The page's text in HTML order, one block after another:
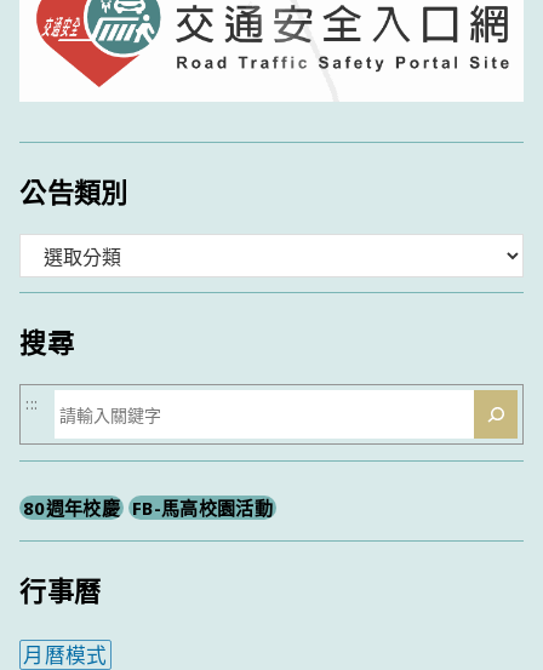
公告類別
類
搜尋
搜
尋
:::
80週年校慶 FB-馬高校園活動
行事曆
月曆模式